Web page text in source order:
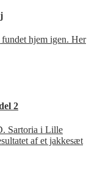
hjem igen. Her
2
Sartoria i Lille
af et jakkesæt